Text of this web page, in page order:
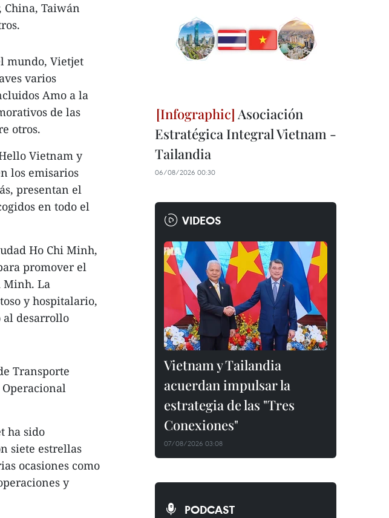
China, Taiwán
mundo, Vietjet
varios
Amo a la
de las
otros.
Vietnam y
los emisarios
presentan el
en todo el
Ho Chi Minh,
promover el
Minh. La
y hospitalario,
al desarrollo
Transporte
ha sido
siete estrellas
ocasiones como
y
Asociación
Estratégica Integral Vietnam -
Tailandia
06/08/2026 00:30
VIDEOS
Vietnam y Tailandia
acuerdan impulsar la
estrategia de las "Tres
Conexiones"
07/08/2026 03:08
PODCAST